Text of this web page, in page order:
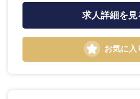
求人詳細を見
お気に入